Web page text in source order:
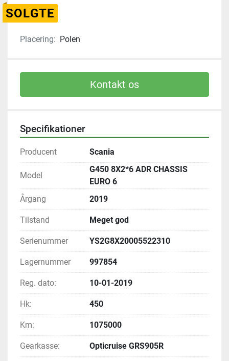
SOLGTE
Placering: Polen
Kontakt os
Specifikationer
Producent Scania
Model
G450 8X2*6 ADR CHASSIS
EURO 6
Årgang
2019
Tilstand Meget god
Serienummer YS2G8X20005522310
Lagernummer 997854
Reg. dato: 10-01-2019
Hk: 450
Km: 1075000
Gearkasse: Opticruise GRS905R